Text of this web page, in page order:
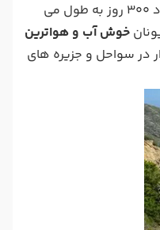
یونان به خاطر موقعیت جغرافیایی که دارد، دارای تابستان های گرم و زمستان های معتقد است. تابستان در یونان حدود 300 روز به طول می
خوش آب و هواترین
در سواحل و جزیره های